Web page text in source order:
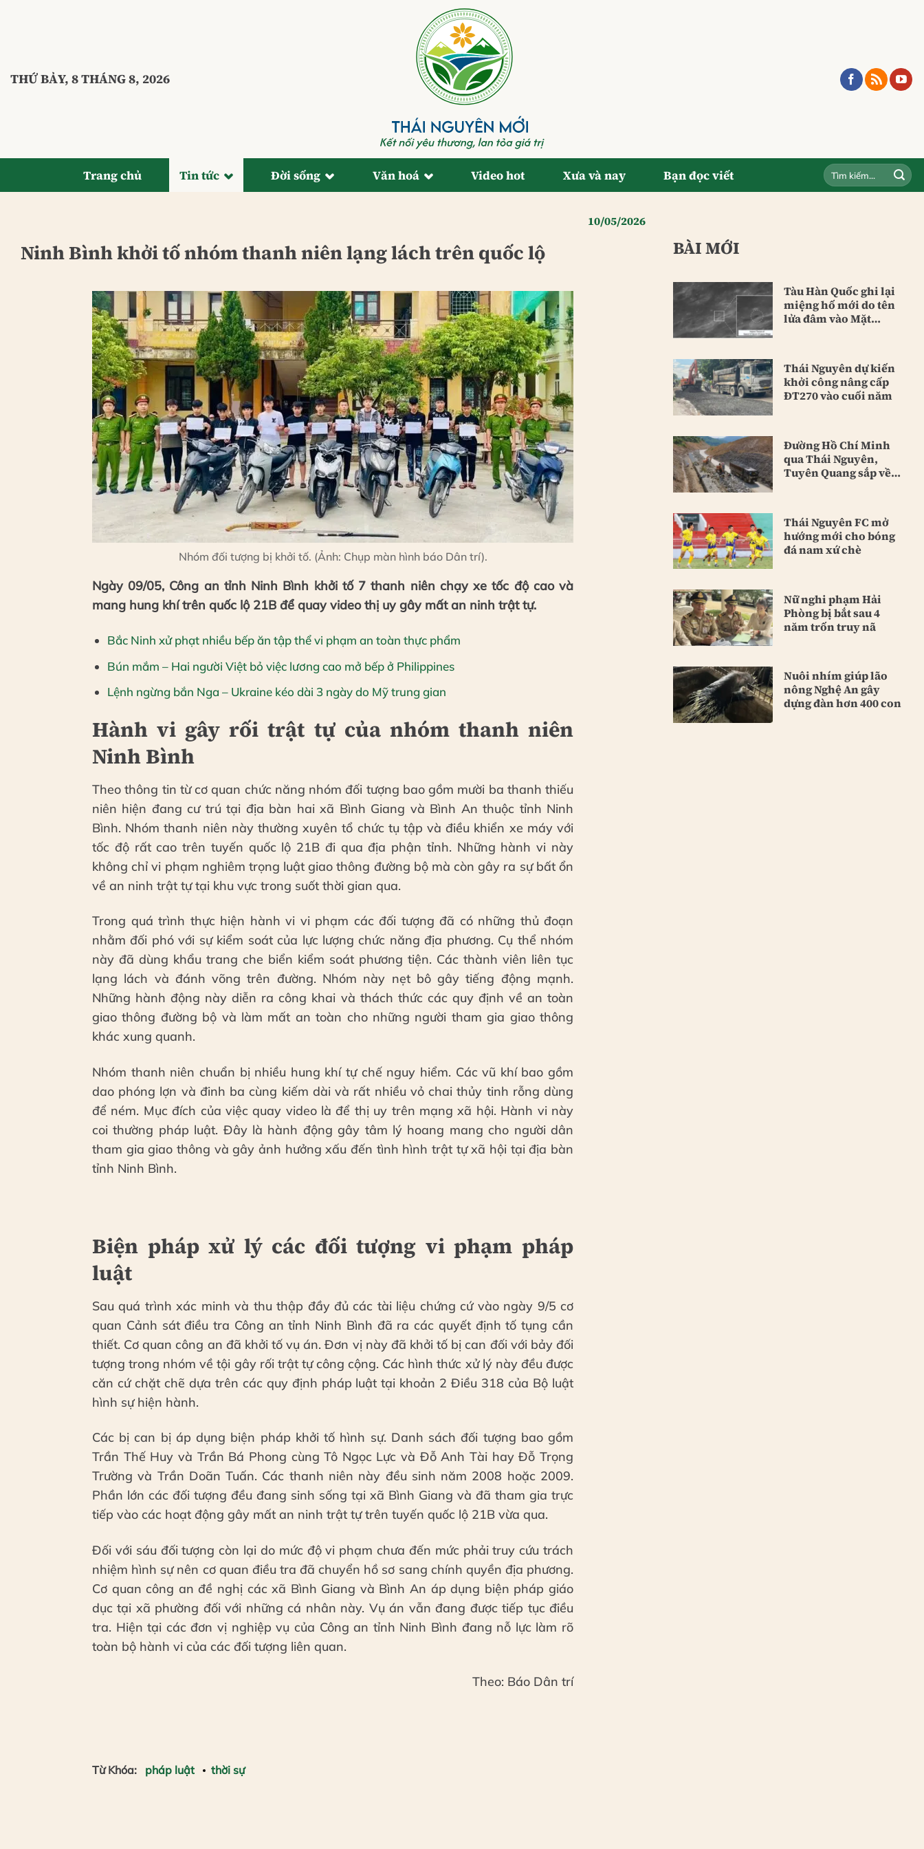
THỨ BẢY, 8 THÁNG 8, 2026
Trang chủ Tin tức Đời sống Văn hoá Video hot Xưa và nay Bạn đọc viết
10/05/2026
Ninh Bình khởi tố nhóm thanh niên lạng lách trên quốc lộ
Nhóm đối tượng bị khởi tố. (Ảnh: Chụp màn hình báo Dân trí).
Ngày 09/05, Công an tỉnh Ninh Bình khởi tố 7 thanh niên chạy xe tốc độ cao và
mang hung khí trên quốc lộ 21B để quay video thị uy gây mất an ninh trật tự.
Bắc Ninh xử phạt nhiều bếp ăn tập thể vi phạm an toàn thực phẩm
Bún mắm – Hai người Việt bỏ việc lương cao mở bếp ở Philippines
Lệnh ngừng bắn Nga – Ukraine kéo dài 3 ngày do Mỹ trung gian
Hành vi gây rối trật tự của nhóm thanh niên
Ninh Bình
Theo thông tin từ cơ quan chức năng nhóm đối tượng bao gồm mười ba thanh thiếu
niên hiện đang cư trú tại địa bàn hai xã Bình Giang và Bình An thuộc tỉnh Ninh
Bình. Nhóm thanh niên này thường xuyên tổ chức tụ tập và điều khiển xe máy với
tốc độ rất cao trên tuyến quốc lộ 21B đi qua địa phận tỉnh. Những hành vi này
không chỉ vi phạm nghiêm trọng luật giao thông đường bộ mà còn gây ra sự bất ổn
về an ninh trật tự tại khu vực trong suốt thời gian qua.
Trong quá trình thực hiện hành vi vi phạm các đối tượng đã có những thủ đoạn
nhằm đối phó với sự kiểm soát của lực lượng chức năng địa phương. Cụ thể nhóm
này đã dùng khẩu trang che biển kiểm soát phương tiện. Các thành viên liên tục
lạng lách và đánh võng trên đường. Nhóm này nẹt bô gây tiếng động mạnh.
Những hành động này diễn ra công khai và thách thức các quy định về an toàn
giao thông đường bộ và làm mất an toàn cho những người tham gia giao thông
khác xung quanh.
Nhóm thanh niên chuẩn bị nhiều hung khí tự chế nguy hiểm. Các vũ khí bao gồm
dao phóng lợn và đinh ba cùng kiếm dài và rất nhiều vỏ chai thủy tinh rỗng dùng
để ném. Mục đích của việc quay video là để thị uy trên mạng xã hội. Hành vi này
coi thường pháp luật. Đây là hành động gây tâm lý hoang mang cho người dân
tham gia giao thông và gây ảnh hưởng xấu đến tình hình trật tự xã hội tại địa bàn
tỉnh Ninh Bình.
Biện pháp xử lý các đối tượng vi phạm pháp
luật
Sau quá trình xác minh và thu thập đầy đủ các tài liệu chứng cứ vào ngày 9/5 cơ
quan Cảnh sát điều tra Công an tỉnh Ninh Bình đã ra các quyết định tố tụng cần
thiết. Cơ quan công an đã khởi tố vụ án. Đơn vị này đã khởi tố bị can đối với bảy đối
tượng trong nhóm về tội gây rối trật tự công cộng. Các hình thức xử lý này đều được
căn cứ chặt chẽ dựa trên các quy định pháp luật tại khoản 2 Điều 318 của Bộ luật
hình sự hiện hành.
Các bị can bị áp dụng biện pháp khởi tố hình sự. Danh sách đối tượng bao gồm
Trần Thế Huy và Trần Bá Phong cùng Tô Ngọc Lực và Đỗ Anh Tài hay Đỗ Trọng
Trường và Trần Doãn Tuấn. Các thanh niên này đều sinh năm 2008 hoặc 2009.
Phần lớn các đối tượng đều đang sinh sống tại xã Bình Giang và đã tham gia trực
tiếp vào các hoạt động gây mất an ninh trật tự trên tuyến quốc lộ 21B vừa qua.
Đối với sáu đối tượng còn lại do mức độ vi phạm chưa đến mức phải truy cứu trách
nhiệm hình sự nên cơ quan điều tra đã chuyển hồ sơ sang chính quyền địa phương.
Cơ quan công an đề nghị các xã Bình Giang và Bình An áp dụng biện pháp giáo
dục tại xã phường đối với những cá nhân này. Vụ án vẫn đang được tiếp tục điều
tra. Hiện tại các đơn vị nghiệp vụ của Công an tỉnh Ninh Bình đang nỗ lực làm rõ
toàn bộ hành vi của các đối tượng liên quan.
Theo: Báo Dân trí
Từ Khóa: pháp luật thời sự
BÀI MỚI
Tàu Hàn Quốc ghi lại
miệng hố mới do tên
lửa đâm vào Mặt
Thái Nguyên dự kiến
khởi công nâng cấp
ĐT270 vào cuối năm
Đường Hồ Chí Minh
qua Thái Nguyên,
Tuyên Quang sắp về
Thái Nguyên FC mở
hướng mới cho bóng
đá nam xứ chè
Nữ nghi phạm Hải
Phòng bị bắt sau 4
năm trốn truy nã
Nuôi nhím giúp lão
nông Nghệ An gây
dựng đàn hơn 400 con